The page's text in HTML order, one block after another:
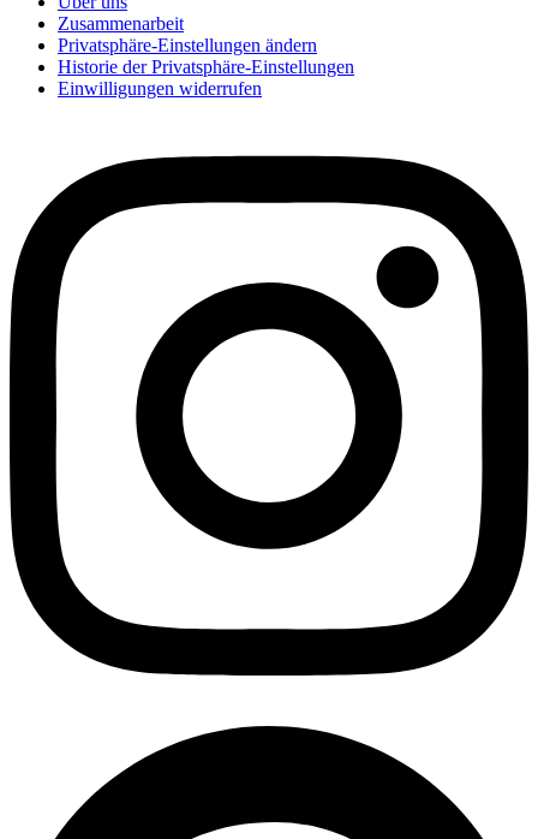
Zusammenarbeit
Privatsphäre-Einstellungen ändern
Historie der Privatsphäre-Einstellungen
Einwilligungen widerrufen